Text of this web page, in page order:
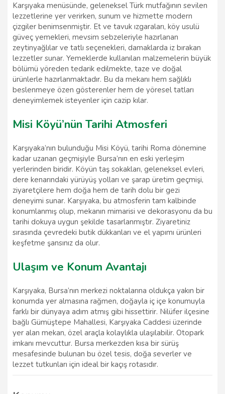
Karşıyaka menüsünde, geleneksel Türk mutfağının sevilen
lezzetlerine yer verirken, sunum ve hizmette modern
çizgiler benimsenmiştir. Et ve tavuk ızgaraları, köy usulü
güveç yemekleri, mevsim sebzeleriyle hazırlanan
zeytinyağlılar ve tatlı seçenekleri, damaklarda iz bırakan
lezzetler sunar. Yemeklerde kullanılan malzemelerin büyük
bölümü yöreden tedarik edilmekte, taze ve doğal
ürünlerle hazırlanmaktadır. Bu da mekanı hem sağlıklı
beslenmeye özen gösterenler hem de yöresel tatları
deneyimlemek isteyenler için cazip kılar.
Misi Köyü’nün Tarihi Atmosferi
Karşıyaka’nın bulunduğu Misi Köyü, tarihi Roma dönemine
kadar uzanan geçmişiyle Bursa’nın en eski yerleşim
yerlerinden biridir. Köyün taş sokakları, geleneksel evleri,
dere kenarındaki yürüyüş yolları ve şarap üretim geçmişi,
ziyaretçilere hem doğa hem de tarih dolu bir gezi
deneyimi sunar. Karşıyaka, bu atmosferin tam kalbinde
konumlanmış olup, mekanın mimarisi ve dekorasyonu da bu
tarihi dokuya uygun şekilde tasarlanmıştır. Ziyaretiniz
sırasında çevredeki butik dükkanları ve el yapımı ürünleri
keşfetme şansınız da olur.
Ulaşım ve Konum Avantajı
Karşıyaka, Bursa’nın merkezi noktalarına oldukça yakın bir
konumda yer almasına rağmen, doğayla iç içe konumuyla
farklı bir dünyaya adım atmış gibi hissettirir. Nilüfer ilçesine
bağlı Gümüştepe Mahallesi, Karşıyaka Caddesi üzerinde
yer alan mekan, özel araçla kolaylıkla ulaşılabilir. Otopark
imkanı mevcuttur. Bursa merkezden kısa bir sürüş
mesafesinde bulunan bu özel tesis, doğa severler ve
lezzet tutkunları için ideal bir kaçış rotasıdır.